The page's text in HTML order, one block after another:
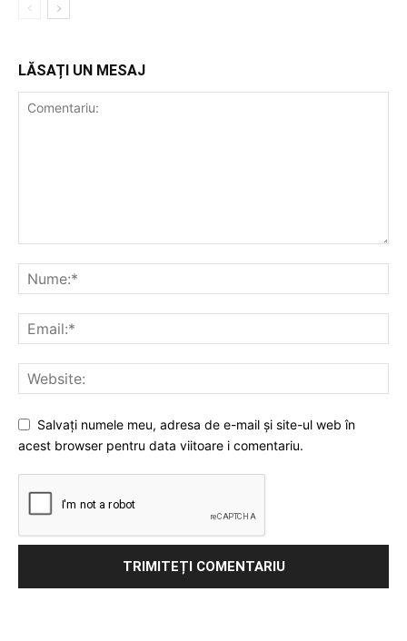
LĂSAȚI UN MESAJ
Salvați numele meu, adresa de e-mail și site-ul web în
acest browser pentru data viitoare i comentariu.